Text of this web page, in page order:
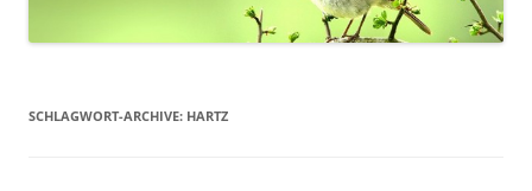
SCHLAGWORT-ARCHIVE: HARTZ